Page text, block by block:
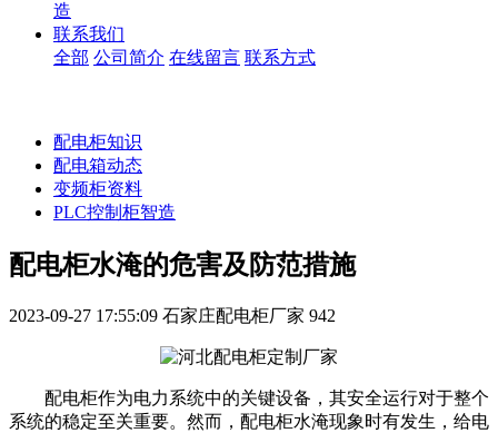
造
联系我们
全部 公司简介 在线留言 联系方式
配电柜知识
配电箱动态
变频柜资料
PLC控制柜智造
配电柜水淹的危害及防范措施
2023-09-27 17:55:09 石家庄配电柜厂家 942
配电柜作为电力系统中的关键设备，其安全运行对于整个
系统的稳定至关重要。然而，配电柜水淹现象时有发生，给电